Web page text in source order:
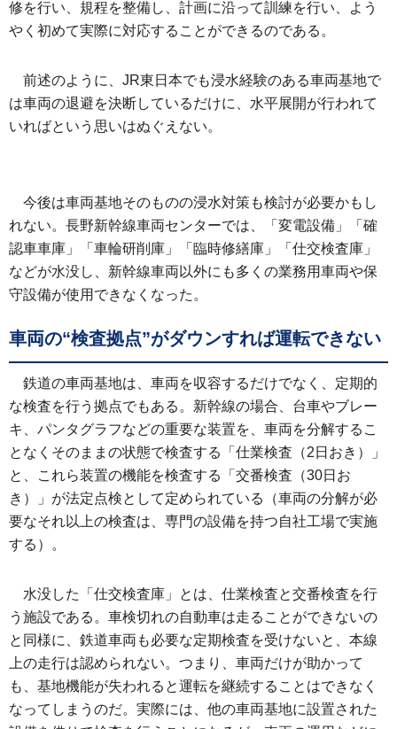
修を行い、規程を整備し、計画に沿って訓練を行い、よう
やく初めて実際に対応することができるのである。
前述のように、JR東日本でも浸水経験のある車両基地で
は車両の退避を決断しているだけに、水平展開が行われて
いればという思いはぬぐえない。
今後は車両基地そのものの浸水対策も検討が必要かもし
れない。長野新幹線車両センターでは、「変電設備」「確
認車車庫」「車輪研削庫」「臨時修繕庫」「仕交検査庫」
などが水没し、新幹線車両以外にも多くの業務用車両や保
守設備が使用できなくなった。
車両の“検査拠点”がダウンすれば運転できない
鉄道の車両基地は、車両を収容するだけでなく、定期的
な検査を行う拠点でもある。新幹線の場合、台車やブレー
キ、パンタグラフなどの重要な装置を、車両を分解するこ
となくそのままの状態で検査する「仕業検査（2日おき）」
と、これら装置の機能を検査する「交番検査（30日お
き）」が法定点検として定められている（車両の分解が必
要なそれ以上の検査は、専門の設備を持つ自社工場で実施
する）。
水没した「仕交検査庫」とは、仕業検査と交番検査を行
う施設である。車検切れの自動車は走ることができないの
と同様に、鉄道車両も必要な定期検査を受けないと、本線
上の走行は認められない。つまり、車両だけが助かって
も、基地機能が失われると運転を継続することはできなく
なってしまうのだ。実際には、他の車両基地に設置された